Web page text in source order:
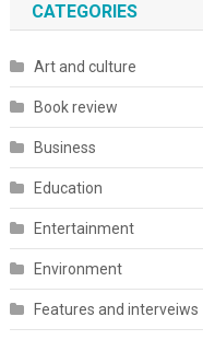
CATEGORIES
Art and culture
Book review
Business
Education
Entertainment
Environment
Features and interveiws